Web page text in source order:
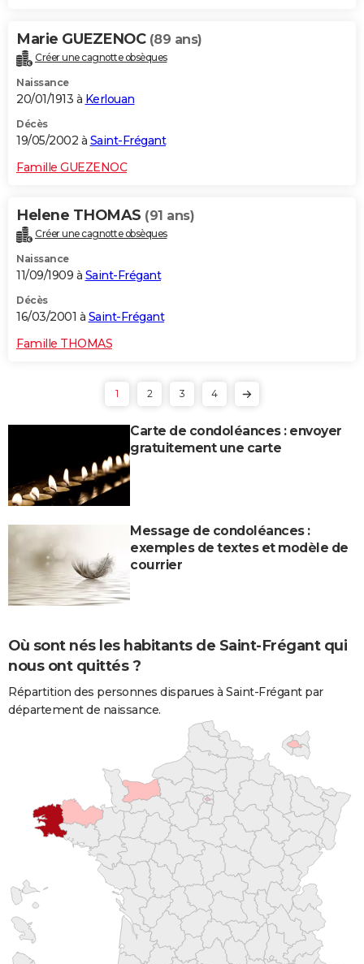
Marie GUEZENOC (89 ans)
Créer une cagnotte obsèques
Naissance
20/01/1913 à Kerlouan
Décès
19/05/2002 à Saint-Frégant
Famille GUEZENOC
Helene THOMAS (91 ans)
Créer une cagnotte obsèques
Naissance
11/09/1909 à Saint-Frégant
Décès
16/03/2001 à Saint-Frégant
Famille THOMAS
1 2 3 4
Carte de condoléances : envoyer
gratuitement une carte
Message de condoléances :
exemples de textes et modèle de
courrier
Où sont nés les habitants de Saint-Frégant qui
nous ont quittés ?
Répartition des personnes disparues à Saint-Frégant par
département de naissance.